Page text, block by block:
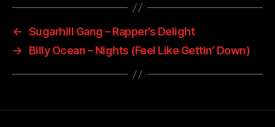
← Sugarhill Gang – Rapper’s Delight
→
Billy Ocean – Nights (Feel Like Gettin‘ Down)